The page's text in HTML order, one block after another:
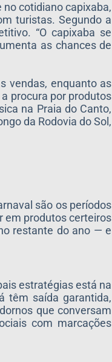
cotidiano capixaba,
turistas. Segundo a
“O capixaba se
as chances de
vendas, enquanto as
procura por produtos
na Praia do Canto,
da Rodovia do Sol,
são os períodos
em produtos certeiros
restante do ano — e
estratégias está na
têm saída garantida,
que conversam
com marcações